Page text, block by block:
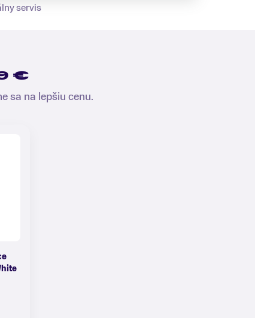
servis
€
sa na lepšiu cenu.